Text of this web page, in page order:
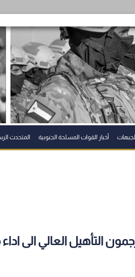
أخبار القوات المسلحة الجنوبية المتحدث
التأهيل العالي الى